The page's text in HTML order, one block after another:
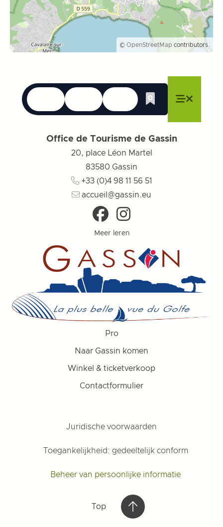
© OpenStreetMap contributors.
Talen
Menu sluiten
Toegankelijkheid
Menu sluiten
Zoek op
Menu sluiten
0
Whishlist
Office de Tourisme de Gassin
20, place Léon Martel
83580 Gassin
+33 (0)4 98 11 56 51
accueil@gassin.eu
Meer leren
Pro
Naar Gassin komen
Winkel & ticketverkoop
Contactformulier
Juridische voorwaarden
Toegankelijkheid: gedeeltelijk conform
Beheer van persoonlijke informatie
Top